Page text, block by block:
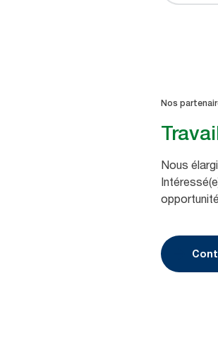
Nos
Nous